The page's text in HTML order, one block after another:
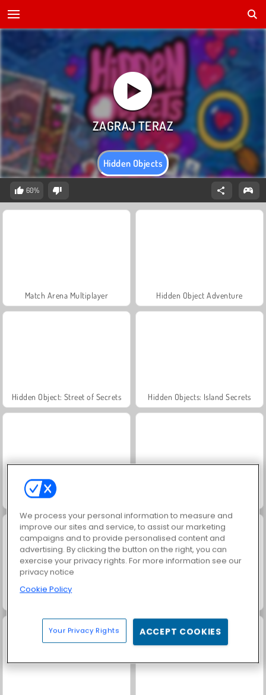
Hidden Objects
60%
Match Arena Multiplayer Hidden Object Adventure
Hidden Object: Street of Secrets Hidden Objects: Island Secrets
Hidden Objects Island
We process your personal information to measure and
improve our sites and service, to assist our marketing
campaigns and to provide personalised content and
advertising. By clicking the button on the right, you can
exercise your privacy rights. For more information see our
privacy notice
Cookie Policy
Your Privacy Rights ACCEPT COOKIES